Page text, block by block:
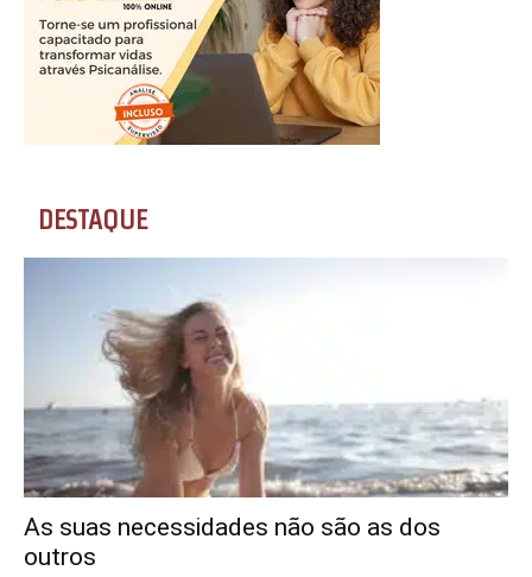
DESTAQUE
As suas necessidades não são as dos
outros